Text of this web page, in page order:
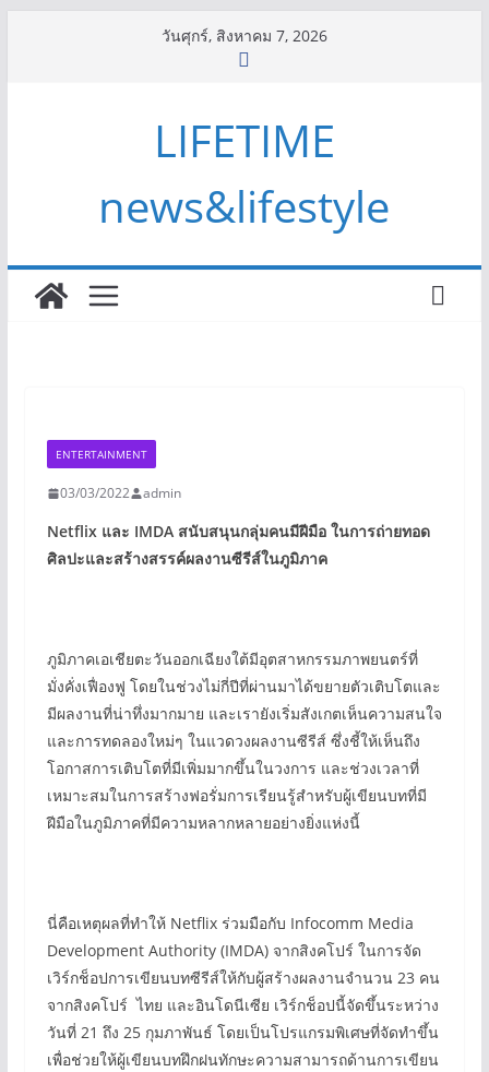
วันศุกร์, สิงหาคม 7, 2026
LIFETIME
news&lifestyle
ENTERTAINMENT
03/03/2022 admin
Netflix และ IMDA สนับสนุนกลุ่มคนมีฝีมือ ในการถ่ายทอด
ศิลปะและสร้างสรรค์ผลงานซีรีส์ในภูมิภาค
ภูมิภาคเอเชียตะวันออกเฉียงใต้มีอุตสาหกรรมภาพยนตร์ที่
มั่งคั่งเฟื่องฟู โดยในช่วงไม่กี่ปีที่ผ่านมาได้ขยายตัวเติบโตและ
มีผลงานที่น่าทึ่งมากมาย และเรายังเริ่มสังเกตเห็นความสนใจ
และการทดลองใหม่ๆ ในแวดวงผลงานซีรีส์ ซึ่งชี้ให้เห็นถึง
โอกาสการเติบโตที่มีเพิ่มมากขึ้นในวงการ และช่วงเวลาที่
เหมาะสมในการสร้างฟอรั่มการเรียนรู้สำหรับผู้เขียนบทที่มี
ฝีมือในภูมิภาคที่มีความหลากหลายอย่างยิ่งแห่งนี้
นี่คือเหตุผลที่ทำให้ Netflix ร่วมมือกับ Infocomm Media
Development Authority (IMDA) จากสิงคโปร์ ในการจัด
เวิร์กช็อปการเขียนบทซีรีส์ให้กับผู้สร้างผลงานจำนวน 23 คน
จากสิงคโปร์ ไทย และอินโดนีเซีย เวิร์กช็อปนี้จัดขึ้นระหว่าง
วันที่ 21 ถึง 25 กุมภาพันธ์ โดยเป็นโปรแกรมพิเศษที่จัดทำขึ้น
เพื่อช่วยให้ผู้เขียนบทฝึกฝนทักษะความสามารถด้านการเขียน